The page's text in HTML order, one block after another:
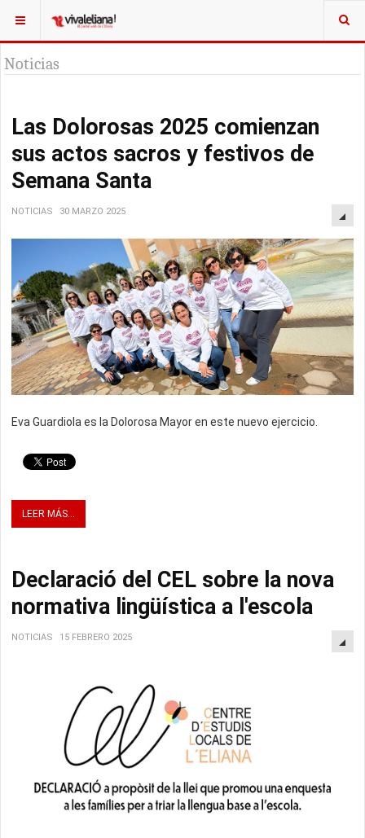
Noticias
Las Dolorosas 2025 comienzan
sus actos sacros y festivos de
Semana Santa
NOTICIAS 30 MARZO 2025
Eva Guardiola es la Dolorosa Mayor en este nuevo ejercicio.
LEER MÁS...
Declaració del CEL sobre la nova
normativa lingüística a l'escola
NOTICIAS 15 FEBRERO 2025